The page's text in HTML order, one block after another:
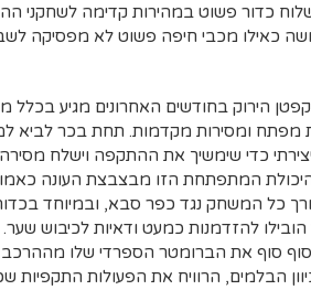
כדור פשוט במהירות קדימה לשחקני
כאילו מכבי חיפה פשוט לא מפסיקה
הירוק בחודשים האחרונים מגיע בכלל
מפתח ומסירות מקדמות. תחת בכר לביא
כדי שימשיך את ההתקפה וישלח
המתפתחת הזו מבצבצת העונה
גם בלטה לאורך כל המשחק נגד כפר סבא, ובמיוחד
לרחבה בדקה ה34 וה44 אשר הובילו להזדמנות כמעט ודאיות לכיבוש
סוף את הברומטר הספרדי שלו
הבלמים, הרוויח את הפעולות התקפיות